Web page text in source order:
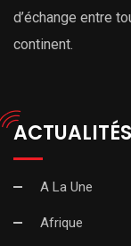
d’échange entre
continent.
ACTUALITÉS
A La Une
Afrique